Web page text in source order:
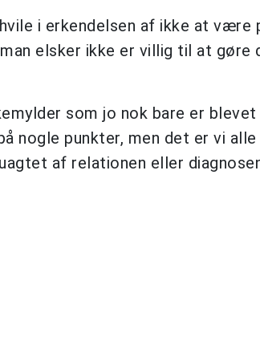
i erkendelsen af ikke at være
elsker ikke er villig til at gøre
som jo nok bare er blevet
nogle punkter, men det er vi alle
af relationen eller